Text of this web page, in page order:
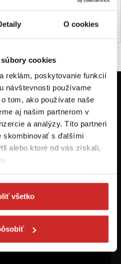
O cookies
cookies
reklám, poskytovanie funkcií
návštevnosti používame
tom, ako používate naše
aj našim partnerom v
a analýzy. Títo partneri
skombinovať s ďalšími
alebo ktoré od vás získali,
všetko
Do košíka
Zaregistrujte sa a
novinkách a
Odoberať